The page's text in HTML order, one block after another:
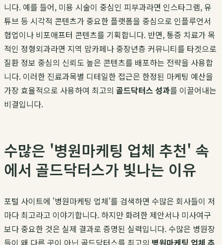
니다. 예를 들어, 미용 시술이 중심인 피부과라면 인스타그램, 유
튜브 등 시각적 콘텐츠가 중요한 플랫폼을 중심으로 인플루언서
협업이나 비포애프터 콘텐츠를 기획합니다. 반면, 통증 치료가 목
적인 정형외과라면 지역 맘카페나 중장년층 커뮤니티를 타겟으로
질환 정보 중심의 신뢰도 높은 콘텐츠를 배포하는 전략을 사용합
니다. 이러한 진료과목별 디테일한 접근은 한정된 마케팅 예산을
가장 효율적으로 사용하여 최고의 골드닥터스 성과를 이끌어내는
비결입니다.
수많은 '병원마케팅 업체 추천' 속
에서 골드닥터스가 빛나는 이유
포털 사이트에 '병원마케팅 업체'를 검색하면 수많은 회사들이 저
마다 최고라고 이야기합니다. 하지만 화려한 제안서나 미사여구
보다 중요한 것은 실제 결과로 증명된 실력입니다. 수많은 병원장
들이 왜 다른 곳이 아닌 골드닥터스를 최고의 병원마케팅 업체 추